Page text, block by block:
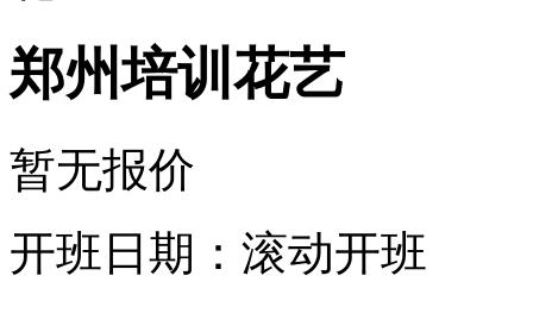
郑州培训花艺
暂无报价
开班日期：滚动开班